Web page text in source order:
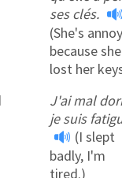
ses clés.
(She's
because she
lost her
J'ai mal
je suis
(I slept
badly, I'm
tired.)